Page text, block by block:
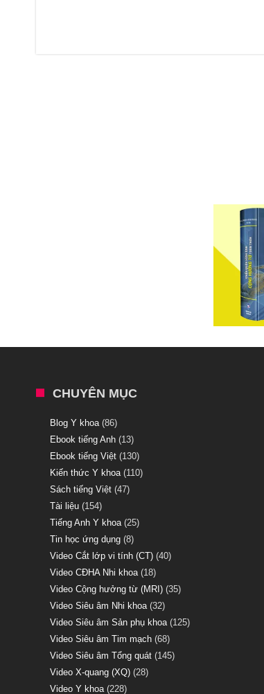
CHUYÊN MỤC
Blog Y khoa (86)
Ebook tiếng Anh (13)
Ebook tiếng Việt (130)
Kiến thức Y khoa (110)
Sách tiếng Việt (47)
Tài liệu (154)
Tiếng Anh Y khoa (25)
Tin học ứng dụng (8)
Video Cắt lớp vi tính (CT) (40)
Video CĐHA Nhi khoa (18)
Video Cộng hưởng từ (MRI) (35)
Video Siêu âm Nhi khoa (32)
Video Siêu âm Sản phụ khoa (125)
Video Siêu âm Tim mạch (68)
Video Siêu âm Tổng quát (145)
Video X-quang (XQ) (28)
Video Y khoa (228)